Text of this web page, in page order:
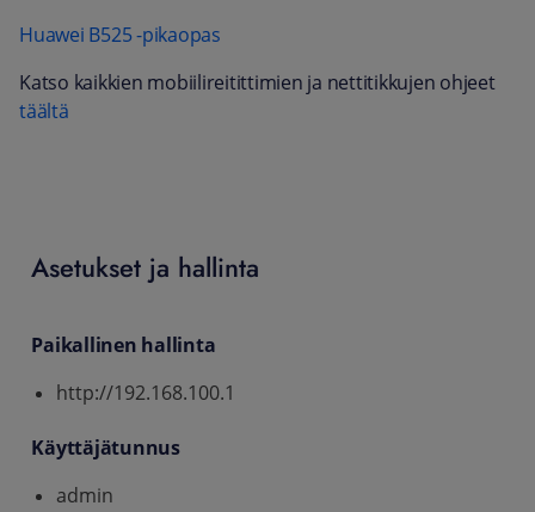
Huawei B525 -pikaopas
Katso kaikkien mobiilireitittimien ja nettitikkujen ohjeet
täältä
Asetukset ja hallinta
Paikallinen hallinta
http://192.168.100.1
Käyttäjätunnus
admin